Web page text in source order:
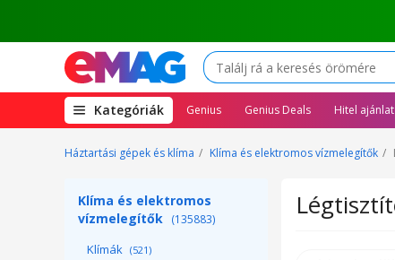
Kategóriák(open
megamenu)
Genius Genius Deals Hitel ajánlat
Háztartási gépek és klíma Klíma és elektromos vízmelegítők
Klíma és elektromos
vízmelegítők
(135883)
Klímák (521)